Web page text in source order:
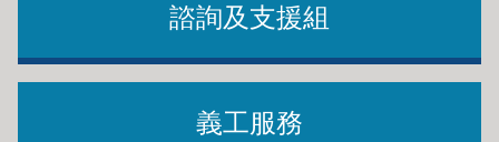
諮詢及支援組
義工服務